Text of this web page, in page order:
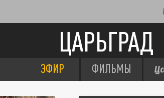
ЦАРЬГРАД
ЭФИР ФИЛЬМЫ